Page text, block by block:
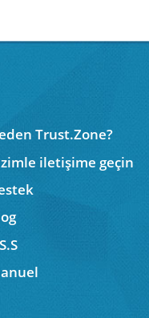
Trust.Zone?
iletişime geçin